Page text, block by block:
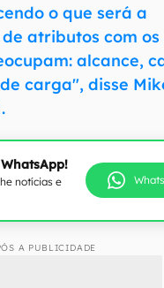
o que será a
atributos com os
alcance,
carga", disse
notícias e
A PUBLICIDADE